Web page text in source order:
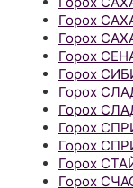
Горох
Горох
Горох
Горох
Горох
Горох
Горох
Горох
Горох
Горох